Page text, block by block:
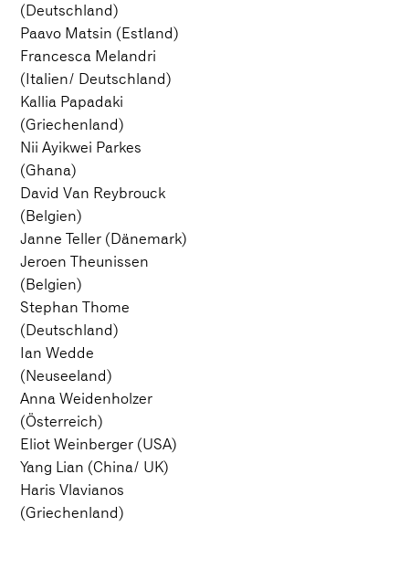
(Deutschland)
Paavo Matsin (Estland)
Francesca Melandri
(Italien/ Deutschland)
Kallia Papadaki
(Griechenland)
Nii Ayikwei Parkes
(Ghana)
David Van Reybrouck
(Belgien)
Janne Teller (Dänemark)
Jeroen Theunissen
(Belgien)
Stephan Thome
(Deutschland)
Ian Wedde
(Neuseeland)
Anna Weidenholzer
(Österreich)
Eliot Weinberger (USA)
Yang Lian (China/ UK)
Haris Vlavianos
(Griechenland)